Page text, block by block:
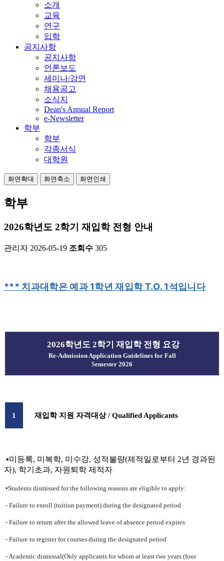
소개
교육
연구
입학
공지사항
공지사항
언론보도
세미나/강연
채용공고
소식지
Dean's Annual Report
e-Newsletter
학부
학부
각종서식
대학원
화면확대 화면축소 화면인쇄
학부
2026학년도 2학기 재입학 전형 안내
관리자 2026-05-19 조회수 305
*** 치과대학은 예과 1학년 재입학 T.O. 1석입니다
2026학년도 2학기 재입학 전형 요강
Re-Admission Application Guidelines for Fall
Semester 2026
1 재입학 지원 자격대상/ Qualified Applicants
▪미등록, 미복학, 미수강, 성적불량(제적일로부터 2년 경과된
자), 학기초과, 자원퇴학 제적자
▪Students dismissed for the following reasons are eligible to apply:
- Failure to enroll (tuition payment) during the designated period
- Failure to return after the allowed leave of absence period expires
- Failure to register for courses during the designated period
- Academic dismissal(Only applicants for whom at least two years (four